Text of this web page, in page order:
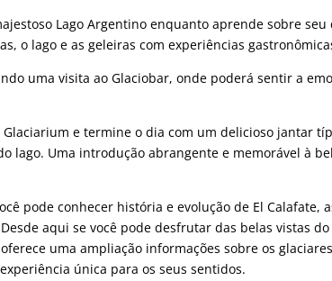
Lago Argentino enquanto aprende sobre
o lago e as geleiras com experiências
uma visita ao Glaciobar, onde poderá sentir a
e termine o dia com um delicioso jantar
lago. Uma introdução abrangente e memorável à
pode conhecer história e evolução de El
Desde aqui se você pode desfrutar das belas vistas
uma ampliação informações sobre os
única para os seus sentidos.